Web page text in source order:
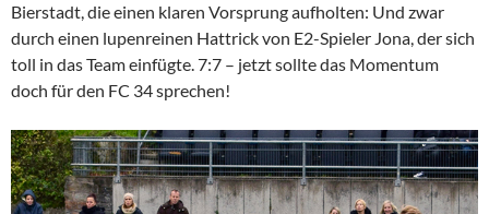
Bierstadt, die einen klaren Vorsprung aufholten: Und zwar
durch einen lupenreinen Hattrick von E2-Spieler Jona, der sich
toll in das Team einfügte. 7:7 – jetzt sollte das Momentum
doch für den FC 34 sprechen!